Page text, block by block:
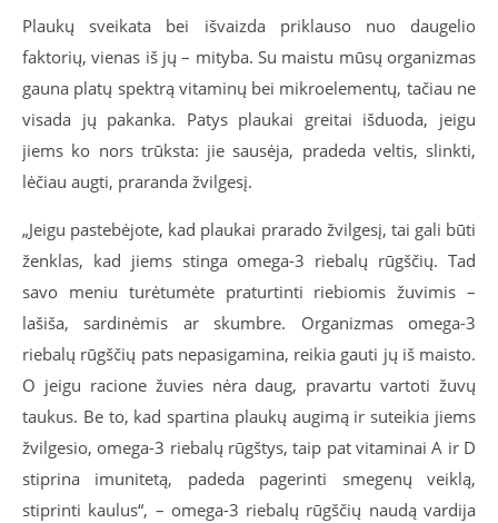
Plaukų sveikata bei išvaizda priklauso nuo daugelio
faktorių, vienas iš jų – mityba. Su maistu mūsų organizmas
gauna platų spektrą vitaminų bei mikroelementų, tačiau ne
visada jų pakanka. Patys plaukai greitai išduoda, jeigu
jiems ko nors trūksta: jie sausėja, pradeda veltis, slinkti,
lėčiau augti, praranda žvilgesį.
„Jeigu pastebėjote, kad plaukai prarado žvilgesį, tai gali būti
ženklas, kad jiems stinga omega-3 riebalų rūgščių. Tad
savo meniu turėtumėte praturtinti riebiomis žuvimis –
lašiša, sardinėmis ar skumbre. Organizmas omega-3
riebalų rūgščių pats nepasigamina, reikia gauti jų iš maisto.
O jeigu racione žuvies nėra daug, pravartu vartoti žuvų
taukus. Be to, kad spartina plaukų augimą ir suteikia jiems
žvilgesio, omega-3 riebalų rūgštys, taip pat vitaminai A ir D
stiprina imunitetą, padeda pagerinti smegenų veiklą,
stiprinti kaulus“, – omega-3 riebalų rūgščių naudą vardija